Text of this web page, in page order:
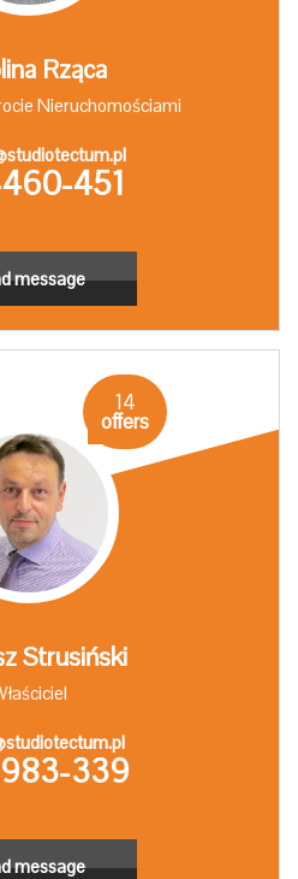
Rząca
Nieruchomościami
451
message
14
offers
Strusiński
339
message